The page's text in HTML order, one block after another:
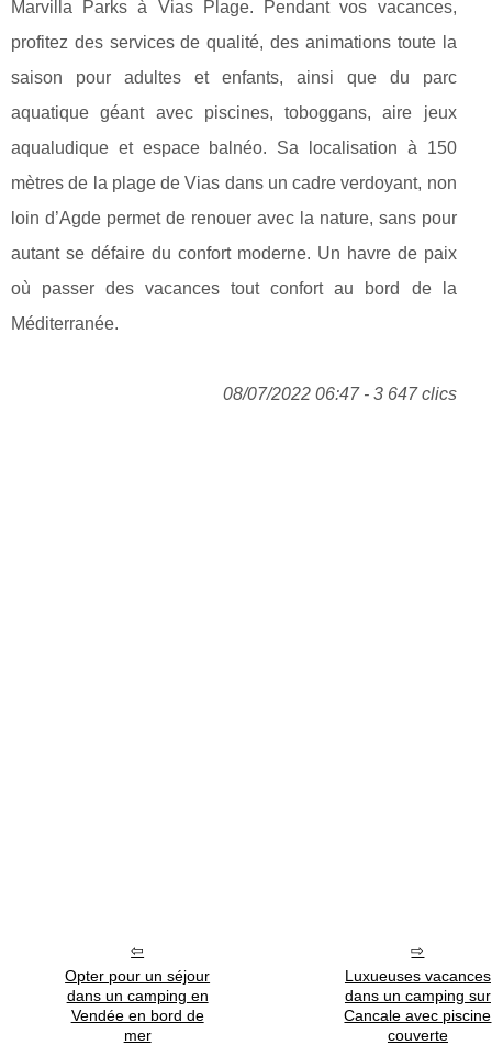
Marvilla Parks à Vias Plage. Pendant vos vacances,
profitez des services de qualité, des animations toute la
saison pour adultes et enfants, ainsi que du parc
aquatique géant avec piscines, toboggans, aire jeux
aqualudique et espace balnéo. Sa localisation à 150
mètres de la plage de Vias dans un cadre verdoyant, non
loin d’Agde permet de renouer avec la nature, sans pour
autant se défaire du confort moderne. Un havre de paix
où passer des vacances tout confort au bord de la
Méditerranée.
08/07/2022 06:47 - 3 647 clics
Opter pour un séjour
dans un camping en
Vendée en bord de
mer
Luxueuses vacances
dans un camping sur
Cancale avec piscine
couverte